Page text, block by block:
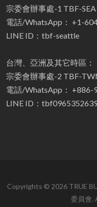
宗委會辦事處-1 TBF-SEA
電話/WhatsApp： +1-
LINE ID：tbf-seattle
台灣、亞洲及其它時區：
宗委會辦事處-2 TBF-
電話/WhatsApp： +886-
LINE ID：
Copyrights © 2026 TRUE
委員會.